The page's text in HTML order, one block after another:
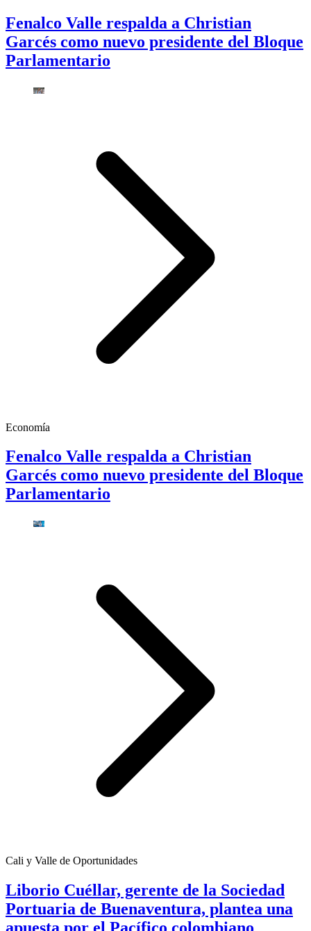
Fenalco Valle respalda a Christian
Garcés como nuevo presidente del Bloque
Parlamentario
Economía
Fenalco Valle respalda a Christian
Garcés como nuevo presidente del Bloque
Parlamentario
Cali y Valle de Oportunidades
Liborio Cuéllar, gerente de la Sociedad
Portuaria de Buenaventura, plantea una